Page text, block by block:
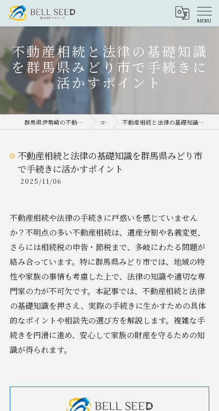
不動産相続と法律の基礎知識
を群馬県みどり市で手続きに
活かすポイント
群馬県伊勢崎の不動産売却なら株式会社ベルシード コラム 不動産相続と法律の基礎知識を群馬県みどり市で手続きに活かすポイント
不動産相続と法律の基礎知識を群馬県みどり市
で手続きに活かすポイント
2025/11/06
不動産相続や法律の手続きに戸惑いを感じていません
か？不明点の多い不動産相続は、遺産分割や名義変更、
さらには相続税の申告・節税まで、多岐にわたる問題が
絡み合っています。特に群馬県みどり市では、地域の特
性や家族の事情も考慮した上で、法律の知識や適切な専
門家の力が不可欠です。本記事では、不動産相続と法律
の基礎知識を押さえ、実際の手続きに生かすための具体
的なポイントや相談先の選び方を解説します。複雑な手
続きを円滑に進め、安心して家族の財産を守るための知
識が得られます。